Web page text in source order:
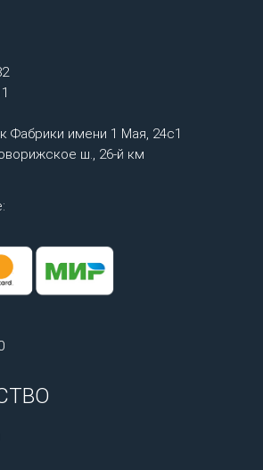
Фабрики имени 1 Мая, 24с1
ш., 26-й км